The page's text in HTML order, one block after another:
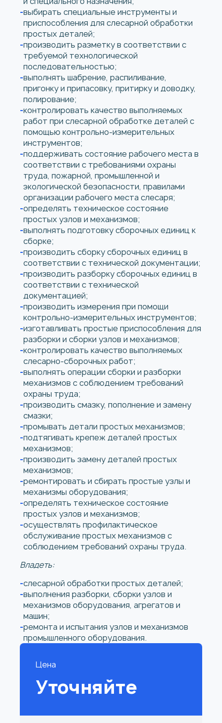
выбирать специальные инструменты и
приспособления для слесарной обработки
простых деталей;
производить разметку в соответствии с
требуемой технологической
последовательностью;
выполнять шабрение, распиливание,
пригонку и припасовку, притирку и доводку,
полирование;
контролировать качество выполняемых
работ при слесарной обработке деталей с
помощью контрольно-измерительных
инструментов;
поддерживать состояние рабочего места в
соответствии с требованиями охраны
труда, пожарной, промышленной и
экологической безопасности, правилами
организации рабочего места слесаря;
определять техническое состояние
простых узлов и механизмов;
выполнять подготовку сборочных единиц к
сборке;
производить сборку сборочных единиц в
соответствии с технической документации;
производить разборку сборочных единиц в
соответствии с технической
документацией;
производить измерения при помощи
контрольно-измерительных инструментов;
изготавливать простые приспособления для
разборки и сборки узлов и механизмов;
контролировать качество выполняемых
слесарно-сборочных работ;
выполнять операции сборки и разборки
механизмов с соблюдением требований
охраны труда;
производить смазку, пополнение и замену
смазки;
промывать детали простых механизмов;
подтягивать крепеж деталей простых
механизмов;
производить замену деталей простых
механизмов;
ремонтировать и сбирать простые узлы и
механизмы оборудования;
определять техническое состояние
простых узлов и механизмов;
осуществлять профилактическое
обслуживание простых механизмов с
соблюдением требований охраны труда.
Владеть:
слесарной обработки простых деталей;
выполнения разборки, сборки узлов и
механизмов оборудования, агрегатов и
машин;
ремонта и испытания узлов и механизмов
промышленного оборудования.
Цена
Уточняйте